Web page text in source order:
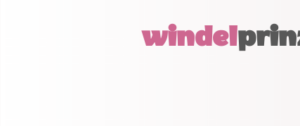
windel